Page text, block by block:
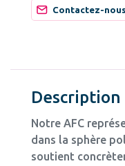
Contactez-nous
Description
Notre AFC
dans la sphère
soutient